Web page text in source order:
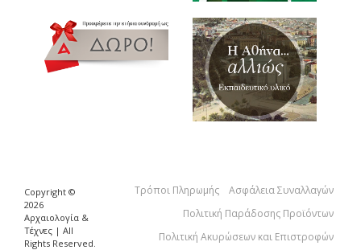
Copyright ©
2026
Αρχαιολογία &
Τέχνες | All
Rights Reserved.
Τρόποι Πληρωμής
Ασφάλεια Συναλλαγών
Πολιτική Παράδοσης Προϊόντων
Πολιτική Ακυρώσεων και Επιστροφών